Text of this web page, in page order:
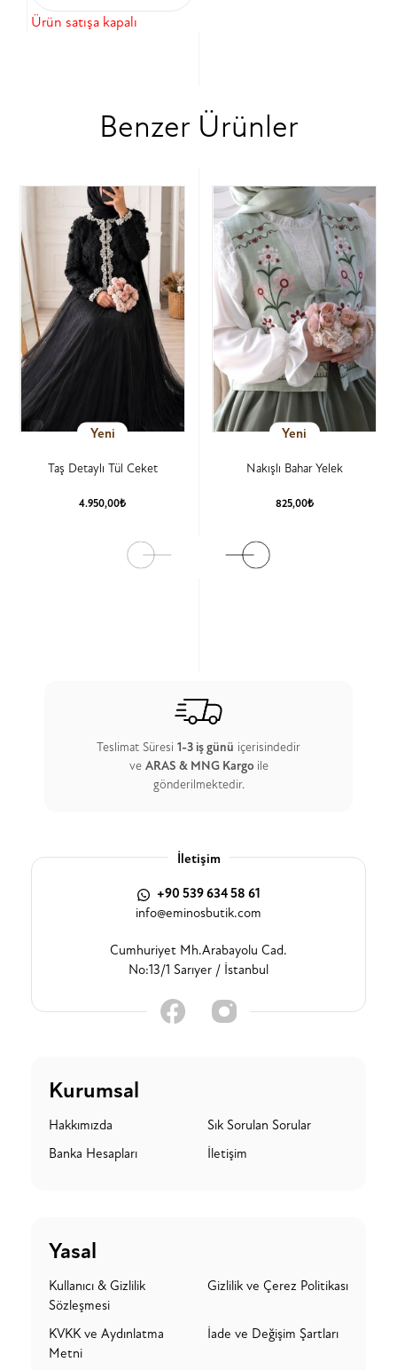
Ürün satışa kapalı
Benzer Ürünler
Yeni
Taş Detaylı Tül Ceket
4.950,00₺
Yeni
Nakışlı Bahar Yelek
825,00₺
Teslimat Süresi 1-3 iş günü içerisindedir
ve ARAS & MNG Kargo ile
gönderilmektedir.
İletişim
+90 539 634 58 61
info@eminosbutik.com
Cumhuriyet Mh.Arabayolu Cad.
No:13/1 Sarıyer / İstanbul
Kurumsal
Hakkımızda
Sık Sorulan Sorular
Banka Hesapları
İletişim
Yasal
Kullanıcı & Gizlilik
Sözleşmesi
Gizlilik ve Çerez Politikası
KVKK ve Aydınlatma
Metni
İade ve Değişim Şartları